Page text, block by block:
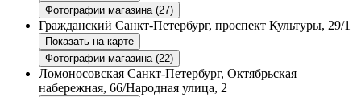
Фотографии магазина (27)
Гражданский Санкт-Петербург, проспект Культуры, 29/1
Показать на карте
Фотографии магазина (22)
Ломоносовская Санкт-Петербург, Октябрьская
набережная, 66/Народная улица, 2